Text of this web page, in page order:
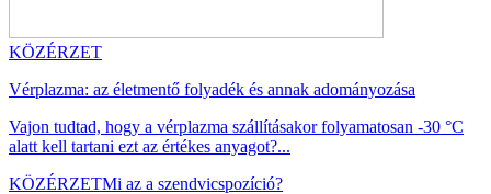
KÖZÉRZET
Vérplazma: az életmentő folyadék és annak adományozása
Vajon tudtad, hogy a vérplazma szállításakor folyamatosan -30 °C
alatt kell tartani ezt az értékes anyagot?...
KÖZÉRZETMi az a szendvicspozíció?